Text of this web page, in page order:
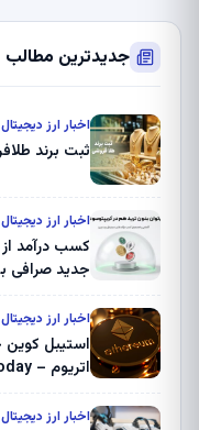
جدیدترین مطالب
اخبار ارز دیجیتال
ثبت برند
اخبار ارز دیجیتال
کسب درآمد
جدید صرافی
اخبار ارز دیجیتال
استیبل کوین
اتریوم – U.Today راه اندازی می شود
اخبار ارز دیجیتال